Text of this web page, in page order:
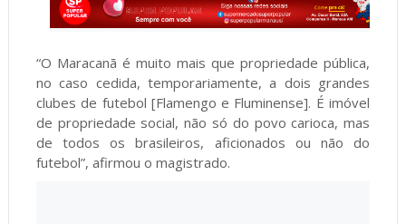
“O Maracanã é muito mais que propriedade pública,
no caso cedida, temporariamente, a dois grandes
clubes de futebol [Flamengo e Fluminense]. É imóvel
de propriedade social, não só do povo carioca, mas
de todos os brasileiros, aficionados ou não do
futebol”, afirmou o magistrado.